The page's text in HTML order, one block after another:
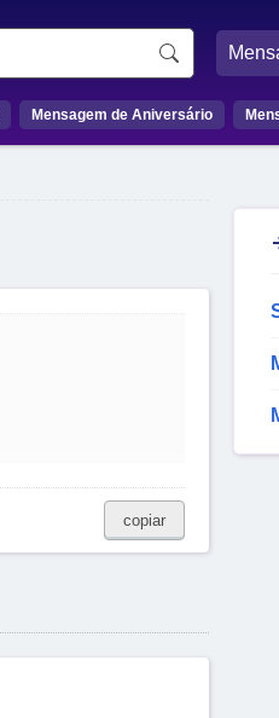
Mensagem de Aniversário
copiar